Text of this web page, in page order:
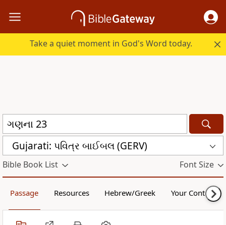
Take a quiet moment in God's Word today.
Gujarati: પવિત્ર બાઈબલ (GERV)
Bible Book List Font Size
Passage Resources Hebrew/Greek Your Content